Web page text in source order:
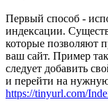
Первый способ -
индексации.
которые позволяют
ваш сайт. Пример
следует добавить
и перейти на
https://tinyurl.com/